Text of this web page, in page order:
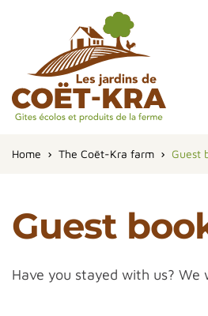
Home The Coët-Kra farm Guest
Guest
Have you stayed with us?